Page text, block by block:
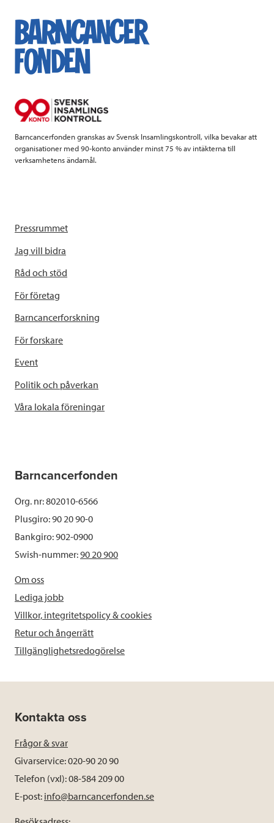
e
b
k
t
t
k
e
Barncancerfonden granskas av Svensk Insamlingskontroll, vilka bevakar att
organisationer med 90-konto använder minst 75 % av intäkterna till
verksamhetens ändamål.
Pressrummet
Jag vill bidra
Råd och stöd
För företag
Barncancerforskning
För forskare
Event
Politik och påverkan
Våra lokala föreningar
Barncancerfonden
Org. nr: 802010-6566
Plusgiro: 90 20 90-0
Bankgiro: 902-0900
Swish-nummer:90 20 900
Om oss
Lediga jobb
Villkor, integritetspolicy & cookies
Retur och ångerrätt
Tillgänglighetsredogörelse
Kontakta oss
Frågor & svar
Givarservice: 020-90 20 90
Telefon (vxl): 08-584 209 00
E-post: info@barncancerfonden.se